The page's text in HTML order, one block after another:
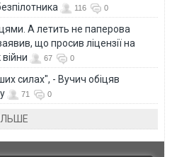
116 0
А летить не паперова
що просив ліцензії на
67 0
силах", - Вучич обіцяв
71 0